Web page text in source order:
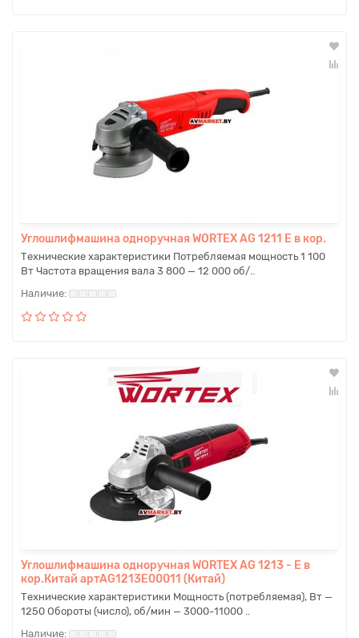
Углошлифмашина одноручная WORTEX AG 1211 E в кор.
Технические характеристики Потребляемая мощность 1 100
Вт Частота вращения вала 3 800 — 12 000 об/..
Углошлифмашина одноручная WORTEX AG 1213 - E в
кор.Китай артAG1213E00011 (Китай)
Технические характеристики Мощность (потребляемая), Вт —
1250 Обороты (число), об/мин — 3000-11000 ..